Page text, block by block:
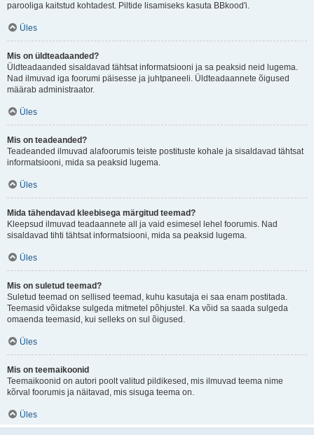
parooliga kaitstud kohtadest. Piltide lisamiseks kasuta BBkood'i.
Üles
Mis on üldteadaanded?
Üldteadaanded sisaldavad tähtsat informatsiooni ja sa peaksid neid lugema.
Nad ilmuvad iga foorumi päisesse ja juhtpaneeli. Üldteadaannete õigused
määrab administraator.
Üles
Mis on teadeanded?
Teadeanded ilmuvad alafoorumis teiste postituste kohale ja sisaldavad tähtsat
informatsiooni, mida sa peaksid lugema.
Üles
Mida tähendavad kleebisega märgitud teemad?
Kleepsud ilmuvad teadaannete all ja vaid esimesel lehel foorumis. Nad
sisaldavad tihti tähtsat informatsiooni, mida sa peaksid lugema.
Üles
Mis on suletud teemad?
Suletud teemad on sellised teemad, kuhu kasutaja ei saa enam postitada.
Teemasid võidakse sulgeda mitmetel põhjustel. Ka võid sa saada sulgeda
omaenda teemasid, kui selleks on sul õigused.
Üles
Mis on teemaikoonid
Teemaikoonid on autori poolt valitud pildikesed, mis ilmuvad teema nime
kõrval foorumis ja näitavad, mis sisuga teema on.
Üles